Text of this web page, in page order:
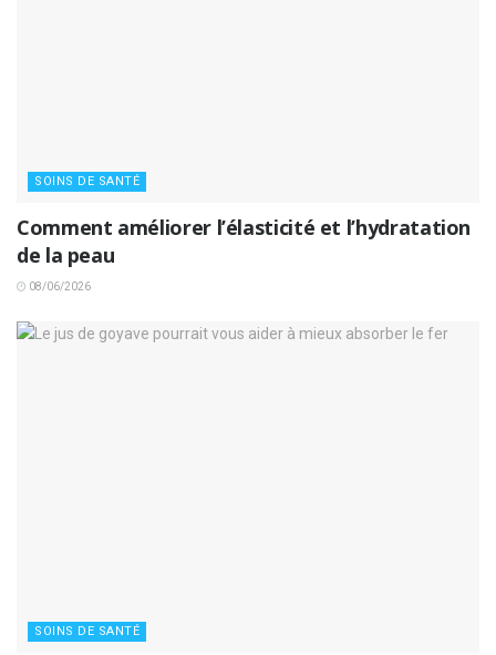
SOINS DE SANTÉ
Comment améliorer l’élasticité et l’hydratation
de la peau
08/06/2026
SOINS DE SANTÉ